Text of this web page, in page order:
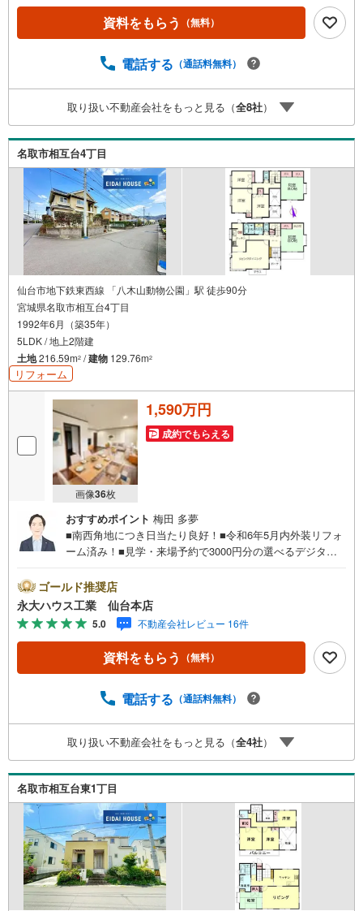
させていただきます。2.＜経験豊富なスタッフ＞当社では
【購入】【売却】【引っ越し】【リフォーム】など住宅に
ローンや各種税金についても、誠心誠意ご説明させていた
のご家族皆様で、ぜひお越しください。営業時間:10:00～1
8:00（定休日:火・水曜日 ※店舗により変動あり）現地の
ご案内も可能ですので、どうぞお気軽にお問い合わせくだ
さい！
資料をもらう （無料）
電話する （通話料無料）
取り扱い不動産会社をもっと見る（全8社）
名取市相互台4丁目
仙台市地下鉄東西線 「八木山動物公園」駅 徒歩90分
宮城県名取市相互台4丁目
1992年6月（築35年）
5LDK / 地上2階建
土地216.59m2 /建物 129.76m2
リフォーム
画像36枚
1,590万円
成約でもらえる
おすすめポイント 梅田 多夢
■南西角地につき日当たり良好！■令和6年5月内外装リフォ
ーム済み！■見学・来場予約で3000円分の選べるデジタル
を中心に宮城県内の多数店舗で展開中！こちらでは当社の
強みを大きく2つに分けてご紹介！1.＜豊富な不動産知識＞
戸建・マンション・土地...と種別を問わず不動産を取り扱
っております。更に教育施設や商業施設、子育て環境や行
政などの地域情報を総合し、お客様により良い物件選びを
して頂けるよう、しっかりとサポートさせて頂きます。2.
越し】【リフォーム】など住宅に関する様々なご質問はも
も、誠心誠意ご説明させて頂きます。各店舗ではキッズス
ペースも完備！お子様連れのご家族様で是非お越しくださ
い。営業時間:10:00～18:00（定休日火・水曜日※店舗によ
り変動あり）現地のご案内も可能ですので、どうぞお気軽
にお問い合わせください！
ゴールド推奨店
永大ハウス工業 仙台本店
5.0 不動産会社レビュー 16件
資料をもらう （無料）
電話する （通話料無料）
取り扱い不動産会社をもっと見る（全4社）
名取市相互台東1丁目